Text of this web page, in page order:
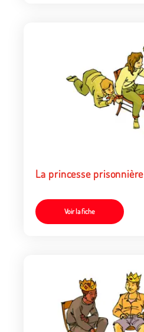
La princesse prisonnière
Voir la fiche